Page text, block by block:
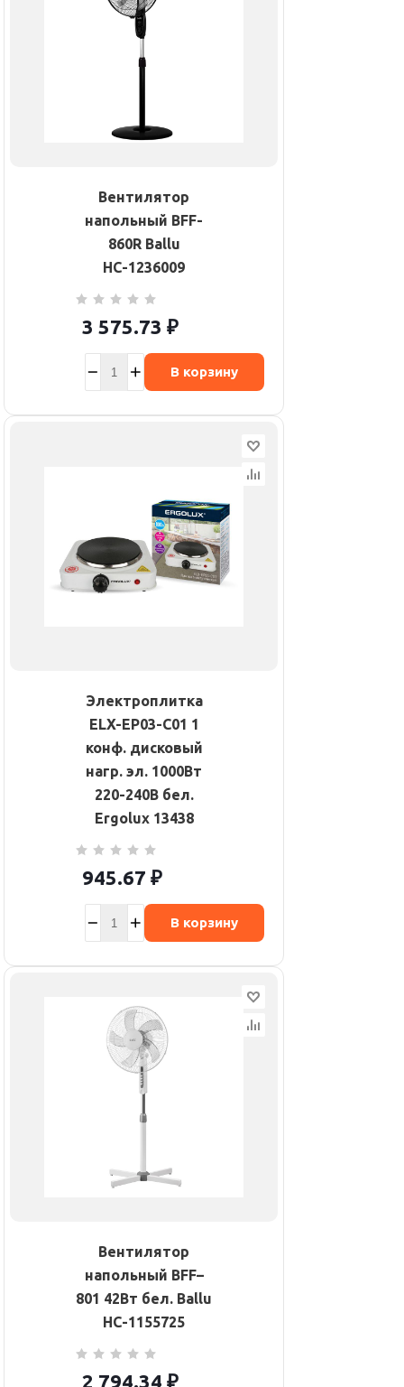
Вентилятор
напольный BFF-
860R Ballu
НС-1236009
3 575.73 ₽
В корзину
Электроплитка
ELX-EP03-C01 1
конф. дисковый
нагр. эл. 1000Вт
220-240В бел.
Ergolux 13438
945.67 ₽
В корзину
Вентилятор
напольный BFF–
801 42Вт бел. Ballu
НС-1155725
2 794.34 ₽